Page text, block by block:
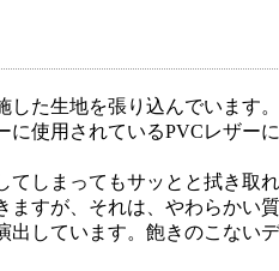
た生地を張り込んでいます。
使用されているPVCレザ
しまってもサッとと拭き取
すが、それは、やわらかい
しています。飽きのこな